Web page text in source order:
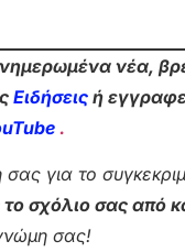
νέα,
Ειδήσεις ή
.
για το
σχόλιο σας από
σας!